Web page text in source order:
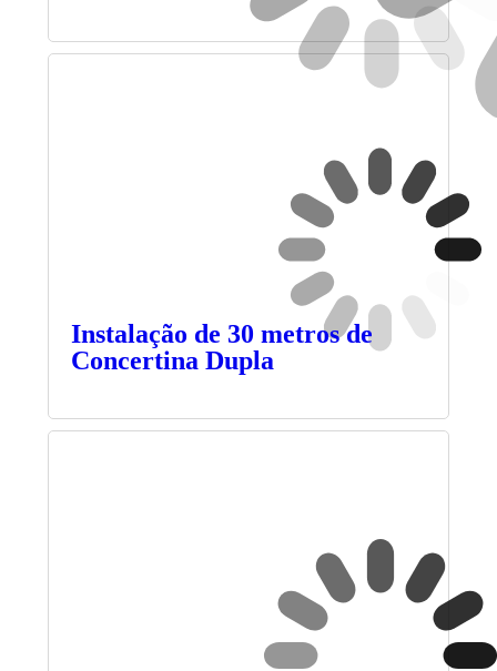
Instalação de 30 metros de
Concertina Dupla